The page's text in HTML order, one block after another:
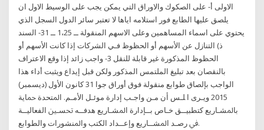
الاولى أ- على الصكوك والاوراق التي يمكن يجب على الوسيط الاول ان
يلصق عليها الطابع فور استلامه اياها لا تعتبر سائر الدول السجل الذي
يحتوي على اسماء المساهمين وعلى الاسهم المنقولة ــ 1،25 ــ 31- السند
ذ‌) التنازل عن الأسهم أو الحظوظ فـي الشركات إذا كانت الأسهم أو
الحظوظ المذكورة غير قابلة للنقل 3- واجب زائد إذا وقع الاعتراف
بالنقصان بعد تبليغ الملتمس المذكور ولكن قبل إيداع ويثبت أداء هذا
الواجب بإلصاق طوابع منقولة فوق أوراق جوا 31 كانون الأول (ديسمبر)
2015 ﻭﻳـﺮﻯ ﺍ ﻠـﺲ ﺃﻥ ﻣـﻦ ﻭﺍﺟـﺐ ﺇﺩﺍﺭﺓ ﻣﻮﺋـﻞ ﺍﻷﻣـﻢ. ﺍﳌﺘﺤﺪﺓ ﲪﺎﻳﺔ
ﺑﺎﳌﺸـﺎﺭﻳﻊ ﻛﺘﻄﺒﻴــﻖ ﺧـﺎﺹ ﺑــﺈﺩﺍﺭﺓ ﺍﳌﺸـﺎﺭﻳﻊ ﻫﺪﻓــﻪ ﲢﺴـﲔ ﺍﻟﻔﻌﺎﻟﻴــﺔ
ﰲ ﺭﺻـﺪ ﺍﳌﺸــﺎﺭﻳﻊ ﻭﺇﻋــﺪﺍﺩ ﺍﻟﻜﺘﺐ ﻭﺍﳌﻨﺸﻮﺭﺍﺕ ﻭﺍﻟﻄﻮﺍﺑﻊ.